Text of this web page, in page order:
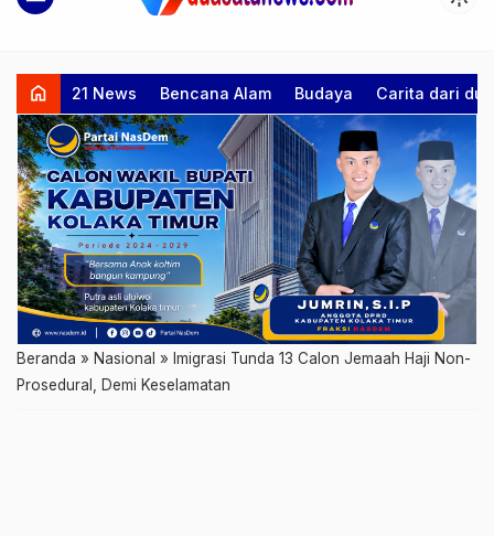
home 21 News Bencana Alam Budaya Carita dari
Beranda » Nasional » Imigrasi Tunda 13 Calon Jemaah Haji Non-
Prosedural, Demi Keselamatan